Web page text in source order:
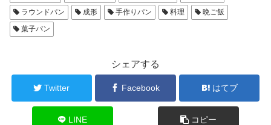
ラウンドパン
成形 手作りパン 料理
晩ご飯
菓子パン
シェアする
Twitter Facebook はてブ
LINE コピー